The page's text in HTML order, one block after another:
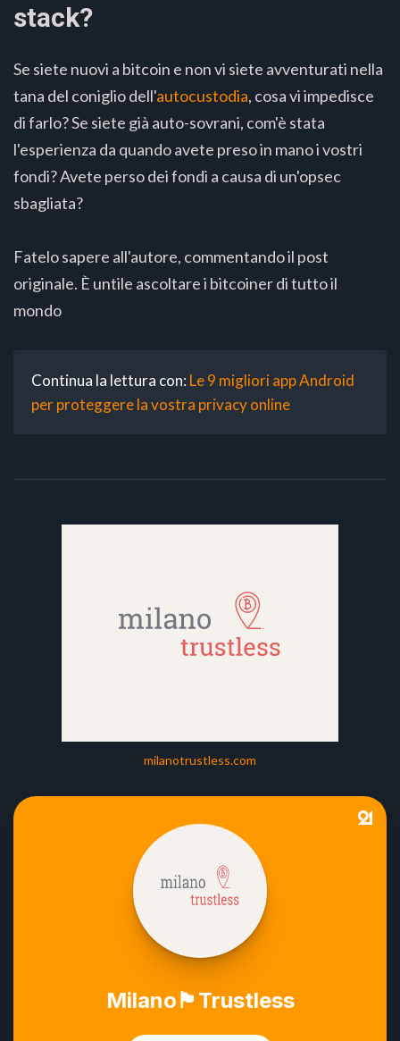
stack?
Se siete nuovi a bitcoin e non vi siete avventurati nella
tana del coniglio dell'autocustodia, cosa vi impedisce
di farlo? Se siete già auto-sovrani, com'è stata
l'esperienza da quando avete preso in mano i vostri
fondi? Avete perso dei fondi a causa di un'opsec
sbagliata?
Fatelo sapere all'autore, commentando il post
originale. È untile ascoltare i bitcoiner di tutto il
mondo
Continua la lettura con: Le 9 migliori app Android
per proteggere la vostra privacy online
milanotrustless.com